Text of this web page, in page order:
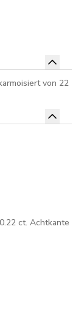
von 22
ct. Achtkante